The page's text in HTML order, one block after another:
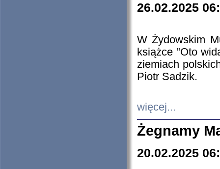
26.02.2025
W Żydowskim
książce "Oto
ziemiach
Piotr Sadzik.
więcej...
Żegnamy
20.02.2025